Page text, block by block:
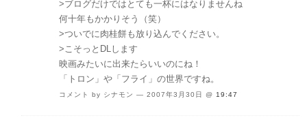
>ブログだけではとても一杯にはなりませんね
何十年もかかりそう（笑）
>ついでに肉桂餅も放り込んでください。
>こそっとDLします
映画みたいに出来たらいいのにね！
「トロン」や「フライ」の世界ですね。
コメント by シナモン — 2007年3月30日 @ 19:47